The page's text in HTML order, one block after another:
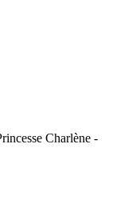
Charlène -